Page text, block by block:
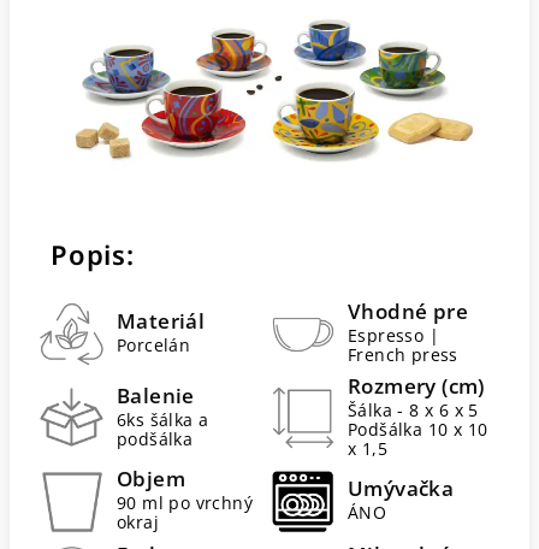
Popis:
Materiál
Porcelán
Vhodné pre
Espresso |
French press
Balenie
6ks šálka a
podšálka
Rozmery (cm)
Šálka - 8 x 6 x 5
Podšálka 10 x 10
x 1,5
Objem
90 ml po vrchný
okraj
Umývačka
ÁNO